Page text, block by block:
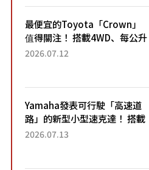
最便宜的Toyota「Crown」
值得關注！ 搭載4WD、每公升
22.4公里低油耗表現超亮眼！
2026.07.12
Yamaha發表可行駛「高速道
路」的新型小型速克達！ 搭載
能享受超強勁「渦輪感」的動
2026.07.13